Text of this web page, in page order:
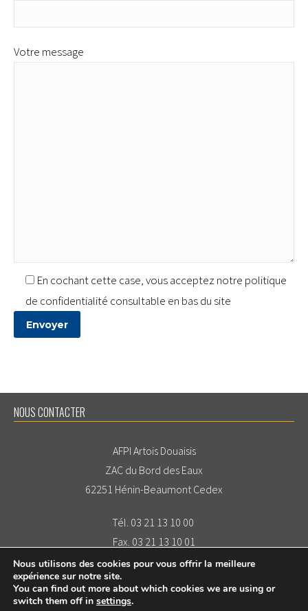
Votre message
En cochant cette case, vous acceptez notre politique
de confidentialité consultable en bas du site
NOUS CONTACTER
AFPI Artois Douaisis
ZAC du Bord des Eaux
62251 Hénin-Beaumont Cedex
Tél. 03 21 13 10 00
Fax. 03 21 13 10 01
Nous utilisons des cookies pour vous offrir la meilleure
expérience sur notre site.
You can find out more about which cookies we are using or
switch them off in settings.